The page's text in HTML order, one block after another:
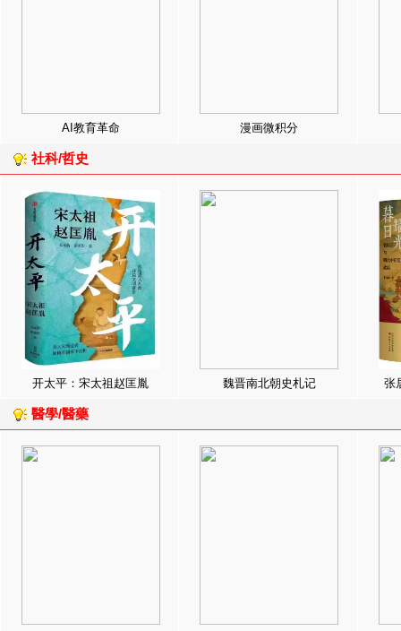
AI教育革命 漫画微积分
社科/哲史
开太平：宋太祖赵匡胤 魏晋南北朝史札记 张
醫學/醫藥